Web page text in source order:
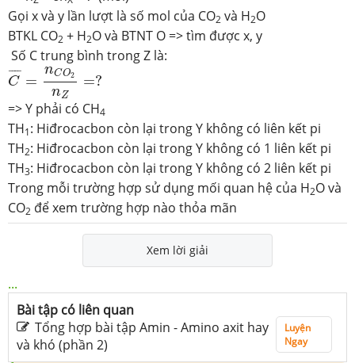
Gọi x và y lần lượt là số mol của CO2 và H2O
BTKL CO2 + H2O và BTNT O => tìm được x, y
Số C trung bình trong Z là:
¯¯¯¯
C =
nCO2
nZ
=?
C¯ =nCO2nZ=?
=> Y phải có CH4
TH1: Hiđrocacbon còn lại trong Y không có liên kết pi
TH2: Hiđrocacbon còn lại trong Y không có 1 liên kết pi
TH3: Hiđrocacbon còn lại trong Y không có 2 liên kết pi
Trong mỗi trường hợp sử dụng mối quan hệ của H2O và
CO2 để xem trường hợp nào thỏa mãn
Xem lời giải
...
Bài tập có liên quan
Tổng hợp bài tập Amin - Amino axit hay
và khó (phần 2)
Luyện
Ngay